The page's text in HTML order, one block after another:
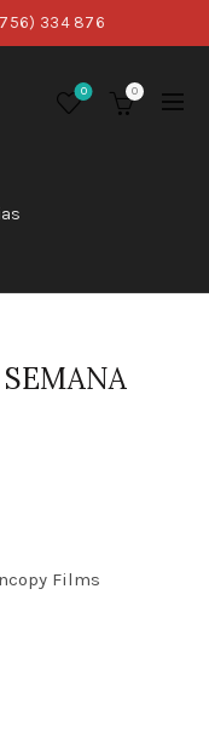
334 876
0 0
Films